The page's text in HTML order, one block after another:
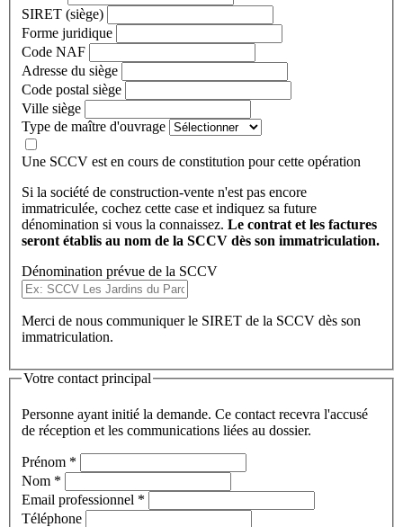
SIRET (siège)
Forme juridique
Code NAF
Adresse du siège
Code postal siège
Ville siège
Type de maître d'ouvrage
Une SCCV est en cours de constitution pour cette opération
Si la société de construction-vente n'est pas encore
immatriculée, cochez cette case et indiquez sa future
dénomination si vous la connaissez. Le contrat et les factures
seront établis au nom de la SCCV dès son immatriculation.
Dénomination prévue de la SCCV
Merci de nous communiquer le SIRET de la SCCV dès son
immatriculation.
Votre contact principal
Personne ayant initié la demande. Ce contact recevra l'accusé
de réception et les communications liées au dossier.
Prénom *
Nom *
Email professionnel *
Téléphone